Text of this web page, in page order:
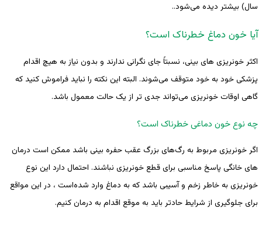
سال) بیشتر دیده می‌شود..
آیا خون دماغ خطرناک است؟
اکثر خونریزی های بینی، نسبتاً جای نگرانی ندارند و بدون نیاز به هیچ اقدام
پزشکی خود به خود متوقف می‌شوند. البته این نکته را نباید فراموش کنید که
گاهی اوقات خونریزی می‌تواند جدی تر از یک حالت معمول باشد.
چه نوع خون دماغی خطرناک است؟
اگر خونریزی مربوط به رگ‌های بزرگ عقب حفره بینی باشد ممکن است درمان
های خانگی پاسخ مناسبی برای قطع خونریزی نباشند. احتمال دارد این نوع
خونریزی به خاطر زخم و آسیبی باشد که به دماغ وارد ‌شده‌است ، در این مواقع
برای جلوگیری از شرایط حادتر باید به موقع اقدام به درمان کنیم.